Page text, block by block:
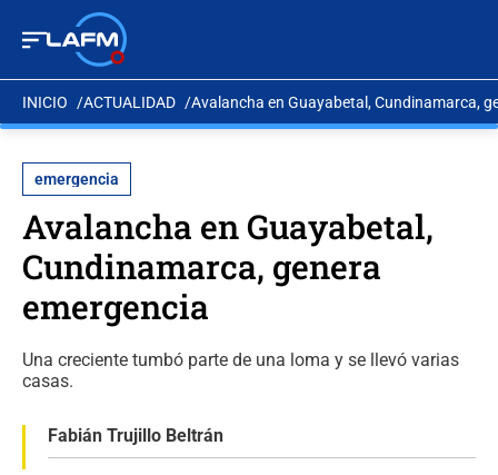
INICIO ACTUALIDAD Avalancha en Guayabetal, Cundinamarca,
emergencia
Avalancha en Guayabetal,
Cundinamarca, genera
emergencia
Una creciente tumbó parte de una loma y se llevó varias
casas.
Fabián Trujillo Beltrán